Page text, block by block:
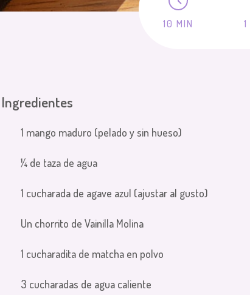
10 MIN
Ingredientes
1 mango maduro (pelado y sin hueso)
¼ de taza de agua
1 cucharada de agave azul (ajustar al gusto)
Un chorrito de Vainilla Molina
1 cucharadita de matcha en polvo
3 cucharadas de agua caliente